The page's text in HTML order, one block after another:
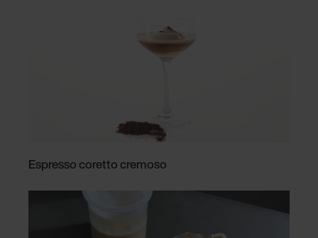
Espresso coretto cremoso